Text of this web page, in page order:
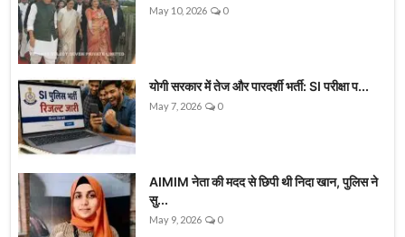
May 10, 2026 0
योगी सरकार में तेज और पारदर्शी भर्ती: SI परीक्षा प...
May 7, 2026 0
AIMIM नेता की मदद से छिपी थी निदा खान, पुलिस ने
सु...
May 9, 2026 0